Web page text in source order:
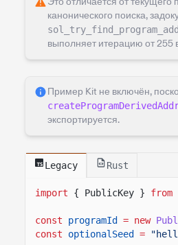
канонического поиска,
выполняет итерацию от 255
Пример Kit не включён,
экспортируется.
Legacy Rust
import { PublicKey } from
const programId = new
const
optionalSeed =